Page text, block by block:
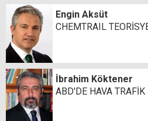
Engin Aksüt
CHEMTRAIL
İbrahim Köktener
ABD'DE HAVA